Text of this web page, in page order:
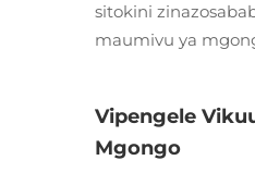
sitokini
maumivu ya
Vipengele
Mgongo